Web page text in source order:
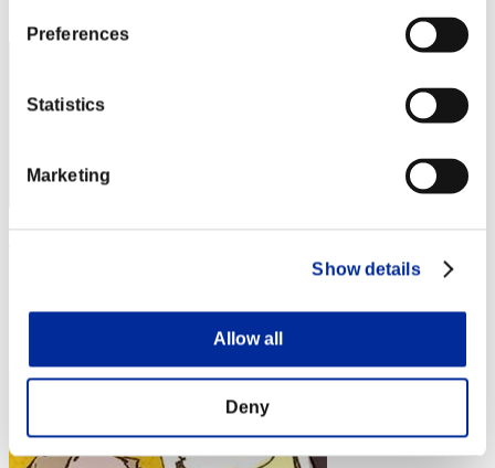
Preferences
Statistics
Marketing
Show details
Allow all
Deny
RANK